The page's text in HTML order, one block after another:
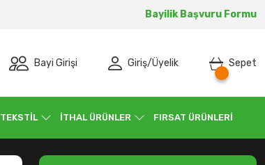
Bayilik Başvuru Formu
Bayi Girişi Giriş/Üyelik Sepet
TEKSTİL İTHAL ÜRÜNLER FIRSAT ÜRÜNLERİ